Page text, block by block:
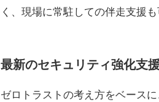
く、現場に常駐しての伴走支援も
最新のセキュリティ強化支援
ゼロトラストの考え方をベース